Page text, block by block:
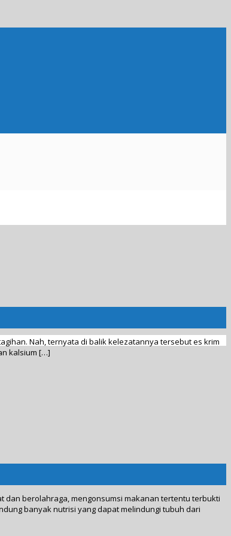
Nah, ternyata di balik kelezatannya tersebut es krim
kalsium […]
dan berolahraga, mengonsumsi makanan tertentu terbukti
banyak nutrisi yang dapat melindungi tubuh dari